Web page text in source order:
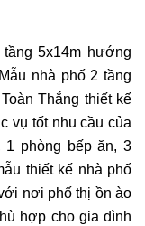
5x14m hướng
nhà phố 2 tầng
Thắng thiết kế
vụ tốt nhu cầu của
1 phòng bếp ăn, 3
thiết kế nhà phố
nơi phố thị ồn ào
hợp cho gia đình